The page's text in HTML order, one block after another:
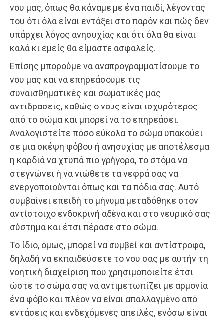
νου μας, όπως θα κάναμε με ένα παιδί, λέγοντας
του ότι όλα είναι εντάξει στο παρόν και πώς δεν
υπάρχει λόγος ανησυχίας και ότι όλα θα είναι
καλά κι εμείς θα είμαστε ασφαλείς.
Επίσης μπορούμε να αναπρογραμματίσουμε το
νου μας και να επηρεάσουμε τις
συναισθηματικές και σωματικές μας
αντιδρασεις, καθώς ο νους είναι ισχυρότερος
από το σώμα και μπορεί να το επηρεάσει.
Αναλογιστείτε πόσο εύκολα το σώμα υπακούει
σε μια σκέψη φόβου ή ανησυχίας με αποτέλεσμα
η καρδιά να χτυπά πιο γρήγορα, το στόμα να
στεγνώνει ή να νιώθετε τα νεφρά σας να
ενεργοποιούνται όπως και τα πόδια σας. Αυτό
συμβαίνει επειδή το μήνυμα μεταδόθηκε στον
αντίστοιχο ενδοκρινή αδένα και στο νευρικό σας
σύστημα και έτσι πέρασε στο σώμα.
Το ίδιο, όμως, μπορεί να συμβεί και αντίστροφα,
δηλαδή να εκπαιδεύσετε το νου σας με αυτήν τη
νοητική διαχείριση που χρησιμοποιείτε έτσι
ώστε το σώμα σας να αντιμετωπίζει με αρμονία
ένα φόβο και πλέον να είναι απαλλαγμένο από
εντάσεις και ενδεχόμενες απειλές, ενόσω είναι